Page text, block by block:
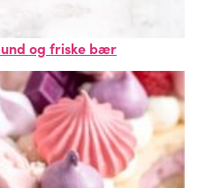
og friske bær